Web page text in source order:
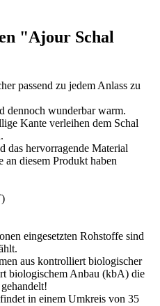
"Ajour Schal
passend zu jedem Anlass zu
dennoch wunderbar warm.
Kante verleihen dem Schal
das hervorragende Material
an diesem Produkt haben
eingesetzten Rohstoffe sind
aus kontrolliert biologischer
biologischem Anbau (kbA) die
in einem Umkreis von 35